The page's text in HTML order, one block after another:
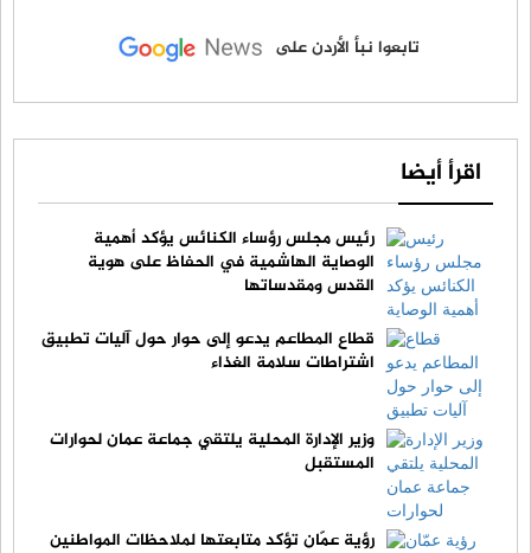
تابعوا نبأ الأردن على
اقرأ أيضا
رئيس مجلس رؤساء الكنائس يؤكد أهمية
الوصاية الهاشمية في الحفاظ على هوية
القدس ومقدساتها
قطاع المطاعم يدعو إلى حوار حول آليات تطبيق
اشتراطات سلامة الغذاء
وزير الإدارة المحلية يلتقي جماعة عمان لحوارات
المستقبل
رؤية عمّان تؤكد متابعتها لملاحظات المواطنين